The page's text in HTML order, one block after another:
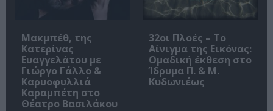
Μακμπέθ, της
Κατερίνας
Ευαγγελάτου με
Γιώργο Γάλλο &
Καρυοφυλλιά
Καραμπέτη στο
Θέατρο Βασιλάκου
32οι Πλοές – Το
Αίνιγμα της Εικόνας:
Ομαδική έκθεση στο
Ίδρυμα Π. & Μ.
Κυδωνιέως